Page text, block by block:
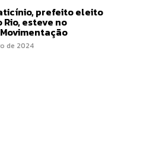
prefeito eleito
Rio, esteve no
de 2024